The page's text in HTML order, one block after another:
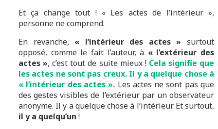
Et ça change tout ! « Les actes de l’intérieur »,
personne ne comprend.
En revanche, « l’intérieur des actes » surtout
opposé, comme le fait l’auteur, à « l’extérieur des
actes », c’est tout de suite mieux ! Cela signifie que
les actes ne sont pas creux. Il y a quelque chose à
« l’intérieur des actes ». Les actes ne sont pas que
des gestes visibles de l’extérieur par un observateur
anonyme. Il y a quelque chose à l’intérieur. Et surtout,
il y a quelqu’un !